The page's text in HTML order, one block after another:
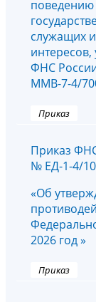
служащих
ФНС
ММВ-7-4/
Приказ
Приказ
№ ЕД-1-4/
«Об
2026 год »
Приказ